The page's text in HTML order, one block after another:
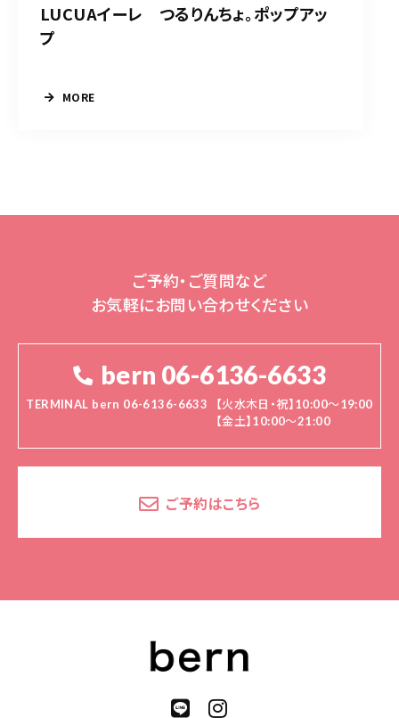
LUCUAイーレ つるりんちょ。ポップアッ
プ
MORE
ご予約・ご質問など
お気軽にお問い合わせください
bern 06-6136-6633
TERMINAL bern 06-6136-6633
【火水木日・祝】10:00～19:00
【金土】10:00〜21:00
ご予約はこちら